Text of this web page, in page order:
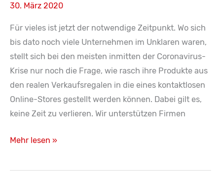
30. März 2020
Für vieles ist jetzt der notwendige Zeitpunkt. Wo sich
bis dato noch viele Unternehmen im Unklaren waren,
stellt sich bei den meisten inmitten der Coronavirus-
Krise nur noch die Frage, wie rasch ihre Produkte aus
den realen Verkaufsregalen in die eines kontaktlosen
Online-Stores gestellt werden können. Dabei gilt es,
keine Zeit zu verlieren. Wir unterstützen Firmen
Jetzt
Shop
Mehr lesen »